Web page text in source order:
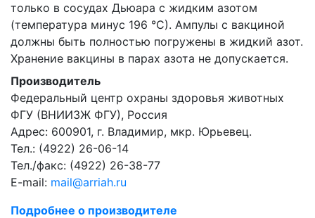
только в сосудах Дьюара с жидким азотом
(температура минус 196 °С). Ампулы с вакциной
должны быть полностью погружены в жидкий азот.
Хранение вакцины в парах азота не допускается.
Производитель
Федеральный центр охраны здоровья животных
ФГУ (ВНИИЗЖ ФГУ), Россия
Адрес: 600901, г. Владимир, мкр. Юрьевец.
Тел.: (4922) 26-06-14
Тел./факс: (4922) 26-38-77
E-mail: mail@arriah.ru
Подробнее о производителе